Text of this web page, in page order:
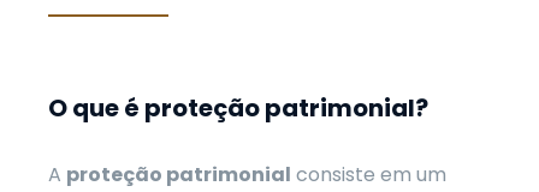
O que é proteção patrimonial?
A proteção patrimonial consiste em um